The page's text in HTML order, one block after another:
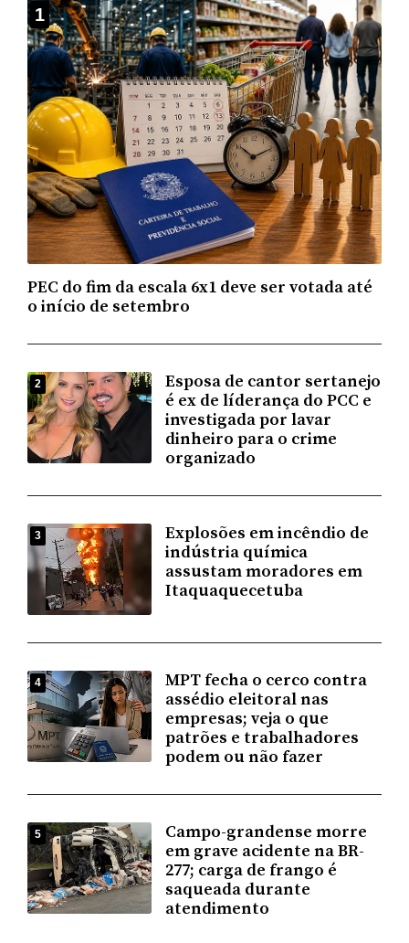
1
PEC do fim da escala 6x1 deve ser votada até
o início de setembro
2
Esposa de cantor sertanejo
é ex de líderança do PCC e
investigada por lavar
dinheiro para o crime
organizado
3
Explosões em incêndio de
indústria química
assustam moradores em
Itaquaquecetuba
4
MPT fecha o cerco contra
assédio eleitoral nas
empresas; veja o que
patrões e trabalhadores
podem ou não fazer
5
Campo-grandense morre
em grave acidente na BR-
277; carga de frango é
saqueada durante
atendimento